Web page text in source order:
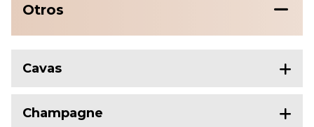
Otros
Cavas
Champagne